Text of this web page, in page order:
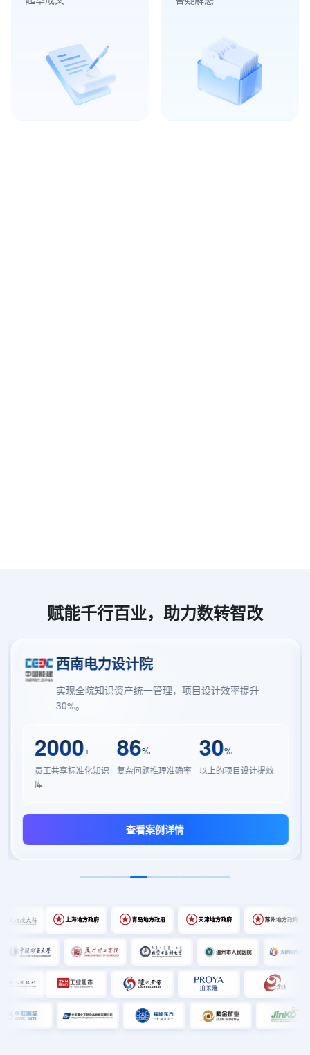
赋能千行百业，助力数转智改
西南电力设计院
实现全院知识资产统一管理，项目设计效率提升
30%。
2000+
员工共享标准化知识
库
86%
复杂问题推理准确率
30%
以上的项目设计提效
查看案例详情